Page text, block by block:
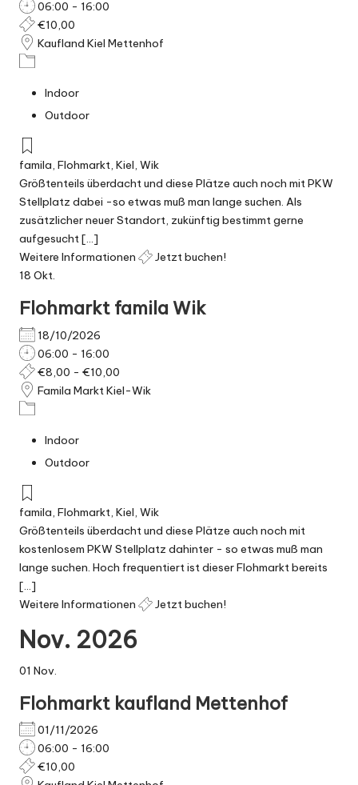
06:00 - 16:00
€10,00
Kaufland Kiel Mettenhof
Indoor
Outdoor
famila, Flohmarkt, Kiel, Wik
Größtenteils überdacht und diese Plätze auch noch mit PKW
Stellplatz dabei -so etwas muß man lange suchen. Als
zusätzlicher neuer Standort, zukünftig bestimmt gerne
aufgesucht [...]
Weitere Informationen
Jetzt buchen!
18 Okt.
Flohmarkt famila Wik
18/10/2026
06:00 - 16:00
€8,00 - €10,00
Famila Markt Kiel-Wik
Indoor
Outdoor
famila, Flohmarkt, Kiel, Wik
Größtenteils überdacht und diese Plätze auch noch mit
kostenlosem PKW Stellplatz dahinter - so etwas muß man
lange suchen. Hoch frequentiert ist dieser Flohmarkt bereits
[...]
Weitere Informationen
Jetzt buchen!
Nov. 2026
01 Nov.
Flohmarkt kaufland Mettenhof
01/11/2026
06:00 - 16:00
€10,00